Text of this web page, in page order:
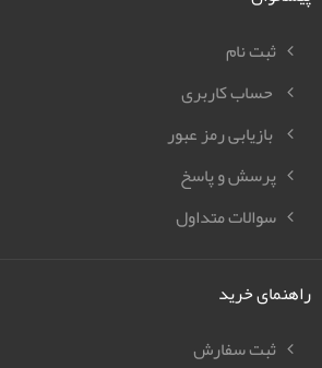
ثبت نام
حساب کاربری
بازیابی رمز عبور
پرسش و پاسخ
سوالات متداول
راهنمای خرید
ثبت سفارش